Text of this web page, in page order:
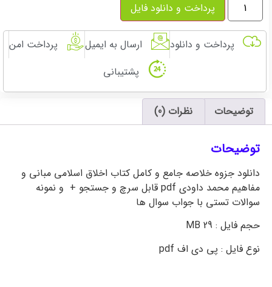
پرداخت و دانلود فایل
پرداخت و دانلود ارسال به ایمیل
پرداخت امن
پشتیبانی
توضیحات نظرات (0)
توضیحات
دانلود جزوه خلاصه جامع و کامل کتاب اخلاق اسلامی مبانی و
مفاهیم محمد داودی pdf قابل سرچ و جستجو + و نمونه
سوالات تستی با جواب سوال ها
حجم فایل : 29 MB
نوع فایل : پی دی اف pdf